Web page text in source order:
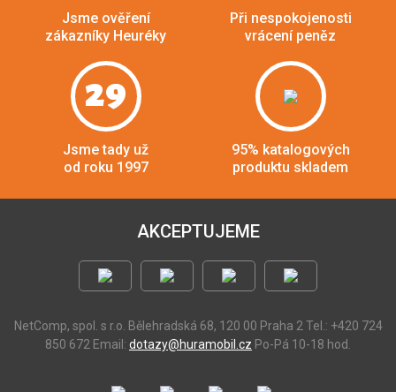
Jsme ověření
zákazníky Heuréky
Při nespokojenosti
vrácení peněz
29
Jsme tady už
od roku 1997
95% katalogových
produktu skladem
AKCEPTUJEME
NetComp, spol. s r.o. Bělehradská 68, 120 00 Praha 2 Tel.: +420 724
850 672 Email: dotazy@huramobil.cz Po-Pá 10-18 hod.